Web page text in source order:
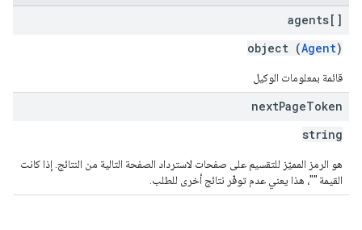
agents[]
object (Agent)
قائمة بمعلومات الوكيل
nextPageToken
string
هو الرمز المميّز للتقسيم على صفحات لاسترداد الصفحة التالية من النتائج. إذا كانت
القيمة ""، هذا يعني عدم توفّر نتائج أخرى للطلب.